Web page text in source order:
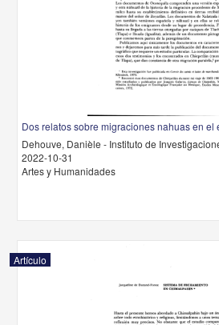
Dos relatos sobre migraciones nahuas en el
Dehouve, Danièle - Instituto de
2022-10-31
Artes y Humanidades
Artículo